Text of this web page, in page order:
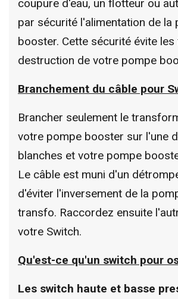
coupure d'eau, un flotteur ou
par sécurité l'alimentation de la
booster. Cette sécurité évite
destruction de votre pompe
Branchement du câble pour
Brancher seulement le
votre pompe booster sur l'une
blanches et votre pompe
Le câble est muni d'un
d'éviter l'inversement de la
transfo. Raccordez ensuite
votre Switch.
Qu'est-ce qu'un switch pour
Les switch haute et basse